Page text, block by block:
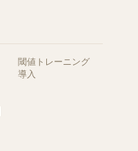
閾値トレーニング
導入